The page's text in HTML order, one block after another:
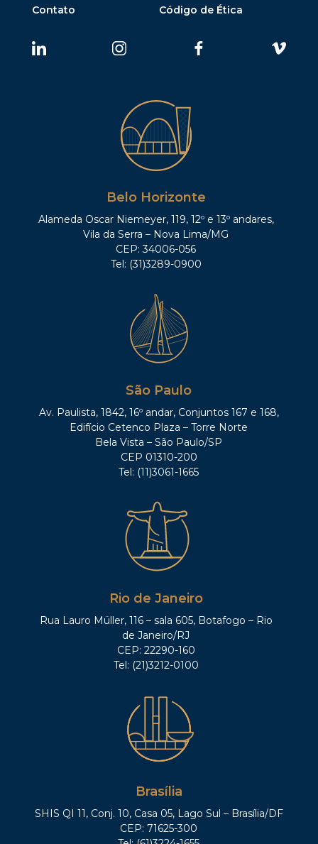
Contato
Código de Ética
Belo Horizonte
Alameda Oscar Niemeyer, 119, 12º e 13º andares,
Vila da Serra – Nova Lima/MG
CEP: 34006-056
Tel: (31)3289-0900
São Paulo
Av. Paulista, 1842, 16º andar, Conjuntos 167 e 168,
Edifício Cetenco Plaza – Torre Norte
Bela Vista – São Paulo/SP
CEP 01310-200
Tel: (11)3061-1665
Rio de Janeiro
Rua Lauro Müller, 116 – sala 605, Botafogo – Rio
de Janeiro/RJ
CEP: 22290-160
Tel: (21)3212-0100
Brasília
SHIS QI 11, Conj. 10, Casa 05, Lago Sul – Brasília/DF
CEP: 71625-300